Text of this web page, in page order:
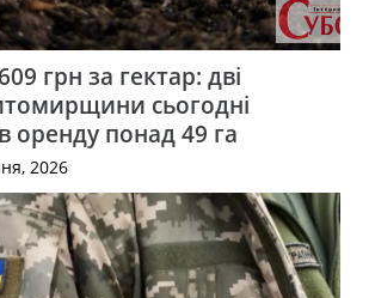
грн за гектар: дві
сьогодні
оренду понад 49 га
2026